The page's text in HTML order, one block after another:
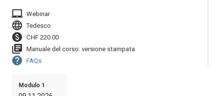
laptop_mac Webinar
language Tedesco
paid CHF 220.00
library_books Manuale del corso: versione stampata
help FAQs
Modulo 1